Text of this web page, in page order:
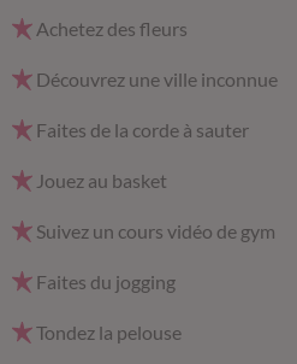
Achetez des fleurs
Découvrez une ville inconnue
Faites de la corde à sauter
Jouez au basket
Suivez un cours vidéo de gym
Faites du jogging
Tondez la pelouse